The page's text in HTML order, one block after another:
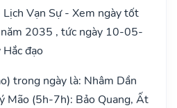
Vạn Sự - Xem ngày tốt
2035 , tức ngày 10-05-
đạo
trong ngày là: Nhâm Dần
Mão (5h-7h): Bảo Quang, Ất